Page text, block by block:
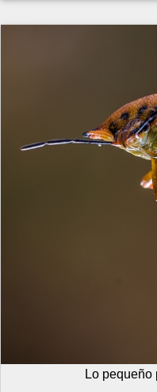
Lo pequeño